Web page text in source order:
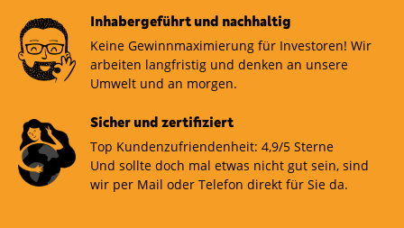
Inhabergeführt und nachhaltig
Keine Gewinnmaximierung für Investoren! Wir
arbeiten langfristig und denken an unsere
Umwelt und an morgen.
Sicher und zertifiziert
Top Kundenzufriendenheit: 4,9/5 Sterne
Und sollte doch mal etwas nicht gut sein, sind
wir per Mail oder Telefon direkt für Sie da.